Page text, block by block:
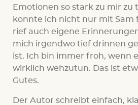
Emotionen so stark zu mir zu
konnte ich nicht nur mit Sam
rief auch eigene
mich irgendwo tief drinnen
ist. Ich bin immer froh, wenn
wirklich wehzutun. Das ist
Gutes.
Der Autor schreibt einfach,